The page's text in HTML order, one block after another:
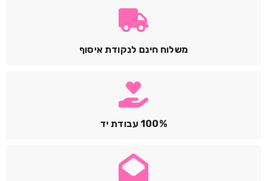
משלוח חינם לנקודת איסוף
100% עבודת יד